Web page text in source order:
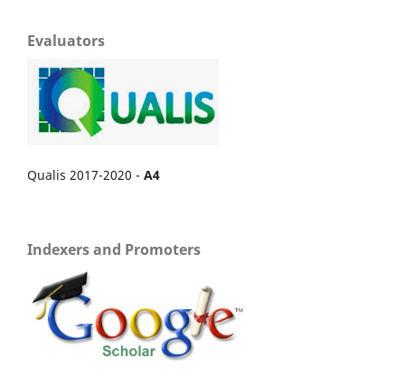
Evaluators
Qualis 2017-2020 - A4
Indexers and Promoters